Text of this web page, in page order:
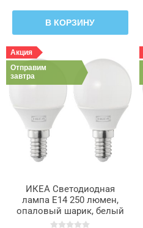
В КОРЗИНУ
Акция
Отправим
завтра
ИКЕА Светодиодная
лампа E14 250 люмен,
опаловый шарик, белый
SOLHETTA, 005.839.84